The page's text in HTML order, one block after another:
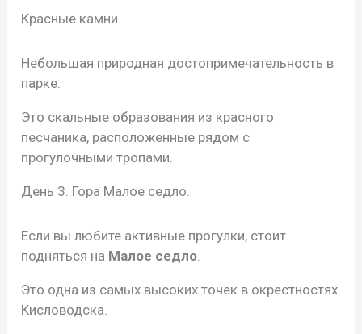
Красные камни
Небольшая природная достопримечательность в
парке.
Это скальные образования из красного
песчаника, расположенные рядом с
прогулочными тропами.
День 3. Гора Малое седло.
Если вы любите активные прогулки, стоит
подняться на Малое седло
Это одна из самых высоких точек в окрестностях
Кисловодска.